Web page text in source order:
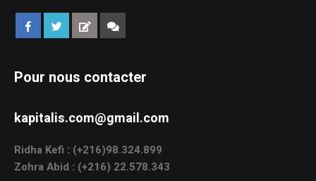
Pour nous contacter
kapitalis.com@gmail.com
Ridha Kefi : (+216)98.324.899
Zohra Abid : (+216) 22.578.343